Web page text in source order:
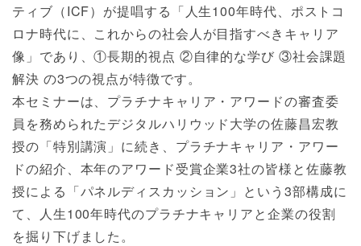
ティブ（ICF）が提唱する「人生100年時代、ポストコ
ロナ時代に、これからの社会人が目指すべきキャリア
像」であり、①長期的視点 ②自律的な学び ③社会課題
解決 の3つの視点が特徴です。
本セミナーは、プラチナキャリア・アワードの審査委
員を務められたデジタルハリウッド大学の佐藤昌宏教
授の「特別講演」に続き、プラチナキャリア・アワー
ドの紹介、本年のアワード受賞企業3社の皆様と佐藤教
授による「パネルディスカッション」という3部構成に
て、人生100年時代のプラチナキャリアと企業の役割
を掘り下げました。